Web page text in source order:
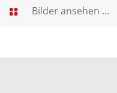
Bilder ansehen …